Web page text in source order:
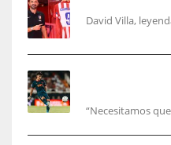
David Villa,
“Necesitamos